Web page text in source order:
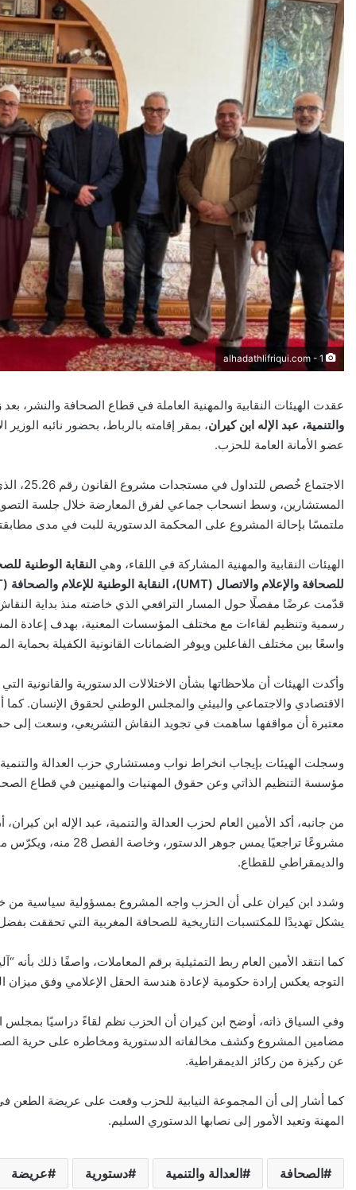
alhadathlifriqui.com - 1
عقدت الهيئات النقابية والمهنية العاملة في قطاع الصحافة والنشر، بعد زوال يوم الإثنين
والتنمية، عبد الإله ابن كيران، بمقر إقامته بالرباط، بحضور نائبه
عضو الأمانة العامة للحزب.
ملتمسًا بإحالة المشروع على المحكمة الدستورية للبت في مدى
الهيئات النقابية والمهنية المشاركة في اللقاء، وهي النقابة الوطنية
للصحافة والإعلام والاتصال (UMT)، النقابة الوطنية للإعلام والصحافة (CDT)، والكونفدرالية المغربية لناشري الصحف والإعلام الإلكتروني
قدّمت عرضًا مفصلًا حول المسار الترافعي الذي خاضته منذ بداية
رسمية وتنظيم لقاءات مع مختلف المؤسسات المعنية، بهدف إعادة
واسعًا بين مختلف الفاعلين ويوفر الضمانات القانونية الكفيلة بحماية
وأكدت الهيئات أن ملاحظاتها بشأن الاختلالات الدستورية
الاقتصادي والاجتماعي والبيئي والمجلس الوطني لحقوق الإنسان.
معتبرة أن مواقفها ساهمت في تجويد النقاش التشريعي، وسعت إلى
وسجلت الهيئات بإيجاب انخراط نواب ومستشاري حزب العدالة والتنمية
مؤسسة التنظيم الذاتي وعن حقوق المهنيات والمهنيين في قطاع
مشروعًا تراجعيًا يمس
والديمقراطي للقطاع.
وشدد ابن كيران على أن الحزب واجه المشروع بمسؤولية سياسية من خلال
يشكل تهديدًا للمكتسبات التاريخية للصحافة المغربية التي تحققت
كما انتقد الأمين العام ربط التمثيلية برقم المعاملات، واصفًا ذلك
التوجه يعكس إرادة حكومية لإعادة هندسة الحقل الإعلامي وفق ميزان
وفي السياق ذاته، أوضح ابن كيران أن الحزب نظم لقاءً دراسيًا
مضامين المشروع وكشف مخالفاته الدستورية ومخاطره على حرية
عن ركيزة من ركائز الديمقراطية.
كما أشار إلى أن المجموعة النيابية للحزب وقعت على عريضة الطعن
المهنة وتعيد الأمور إلى نصابها الدستوري السليم.
الصحافة العدالة والتنمية دستورية عريضة